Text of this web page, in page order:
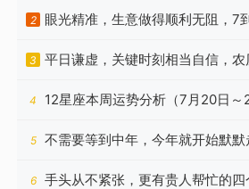
平，8月富裕的四种生肖
2
眼光精准，生意做得顺利无阻，7
都持续进步的4个生肖
3
平日谦虚，关键时刻相当自信，农
月期间进账大增的生肖
4
12星座本周运势分析（7月20日～
日）
5
不需要等到中年，今年就开始默默
运，收入增长不少的星座
6
手头从不紧张，更有贵人帮忙的四